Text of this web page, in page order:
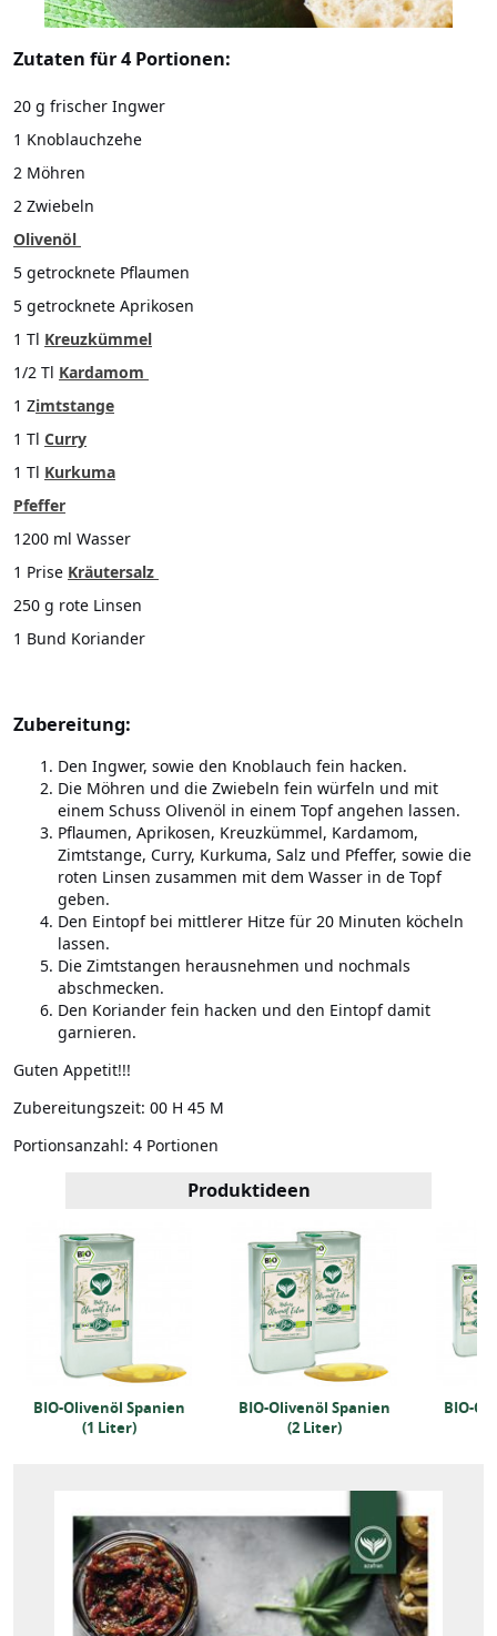
Zutaten für 4 Portionen:
20 g frischer Ingwer
1 Knoblauchzehe
2 Möhren
2 Zwiebeln
Olivenöl
5 getrocknete Pflaumen
5 getrocknete Aprikosen
1 Tl Kreuzkümmel
1/2 Tl Kardamom
1 Zimtstange
1 Tl Curry
1 Tl Kurkuma
Pfeffer
1200 ml Wasser
1 Prise Kräutersalz
250 g rote Linsen
1 Bund Koriander
Zubereitung:
Den Ingwer, sowie den Knoblauch fein hacken.
Die Möhren und die Zwiebeln fein würfeln und mit
einem Schuss Olivenöl in einem Topf angehen lassen.
Pflaumen, Aprikosen, Kreuzkümmel, Kardamom,
Zimtstange, Curry, Kurkuma, Salz und Pfeffer, sowie die
roten Linsen zusammen mit dem Wasser in de Topf
geben.
Den Eintopf bei mittlerer Hitze für 20 Minuten köcheln
lassen.
Die Zimtstangen herausnehmen und nochmals
abschmecken.
Den Koriander fein hacken und den Eintopf damit
garnieren.
Guten Appetit!!!
Zubereitungszeit: 00 H 45 M
Portionsanzahl: 4 Portionen
Produktideen
BIO-Olivenöl Spanien
(1 Liter)
BIO-Olivenöl Spanien
(2 Liter)
BIO-